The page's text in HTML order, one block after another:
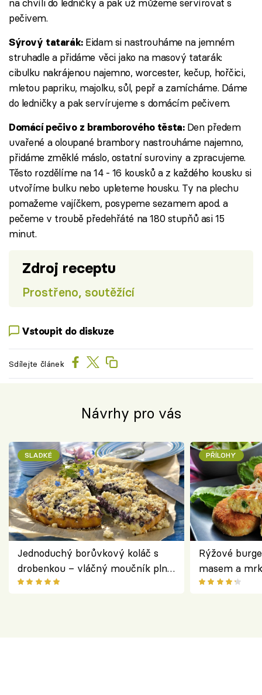
pečivem.
Sýrový tatarák:Eidam si nastrouháme na jemném
struhadle a přidáme věci jako na masový tatarák:
cibulku nakrájenou najemno, worcester, kečup, hořčici,
mletou papriku, majolku, sůl, pepř a zamícháme. Dáme
do ledničky a pak servírujeme s domácím pečivem.
Domácí pečivo z bramborového těsta:Den předem
uvařené a oloupané brambory nastrouháme najemno,
přidáme změklé máslo, ostatní suroviny a zpracujeme.
Těsto rozdělíme na 14 - 16 kousků a z každého kousku si
utvoříme bulku nebo upleteme housku. Ty na plechu
pomažeme vajíčkem, posypeme sezamem apod. a
pečeme v troubě předehřáté na 180 stupňů asi 15
minut.
Zdroj receptu
Prostřeno, soutěžící
Vstoupit do diskuze
Sdílejte článek
Návrhy pro vás
SLADKÉ
Jednoduchý borůvkový koláč s
drobenkou – vláčný moučník plný
ovoce
PŘÍLOHY
Rýžové
masem a
salátem –